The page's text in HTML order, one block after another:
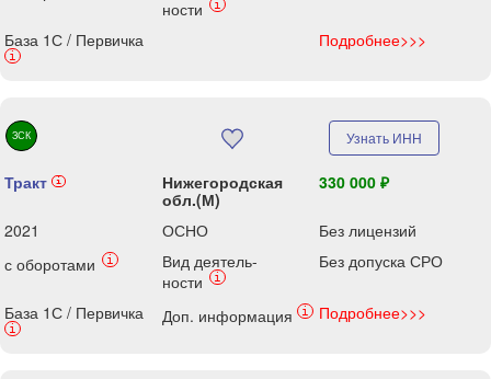
ности
i
База 1С / Первичка
i
Подробнее>>>
ЗСК Узнать ИНН
Тракт i
Нижегородская
обл.(М)
330 000 ₽
2021 ОСНО
Без лицензий
с оборотами
i
Вид деятель-
ности
i
Без допуска СРО
База 1С / Первичка
i
Доп. информация i Подробнее>>>